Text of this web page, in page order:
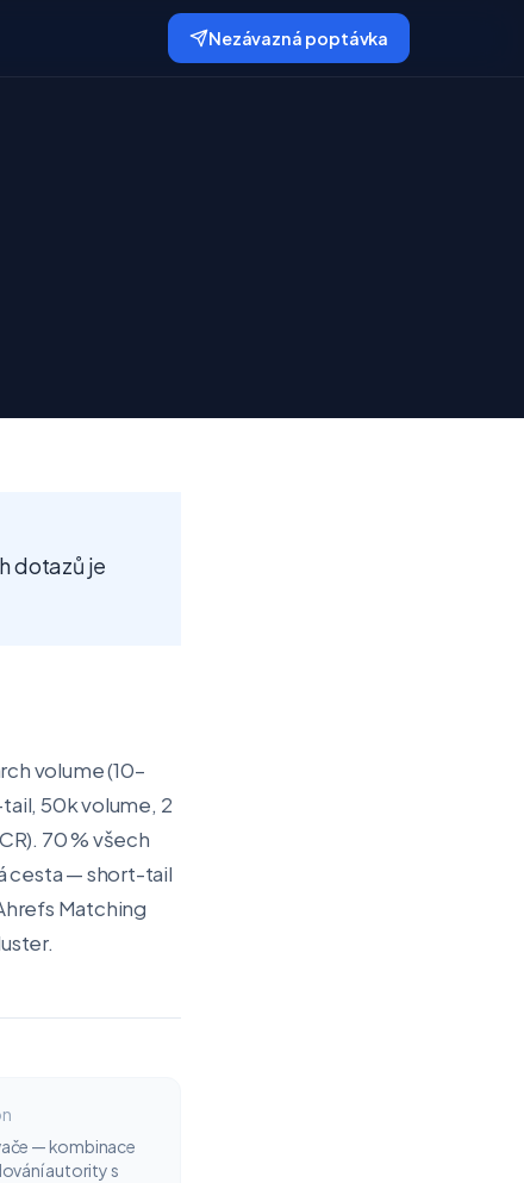
Nezávazná poptávka
dotazů je
volume (10–
50k volume, 2
70 % všech
cesta — short-tail
Matching
— kombinace
autority s